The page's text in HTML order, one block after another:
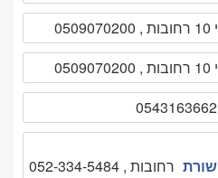
רחובות , 052-334-5484